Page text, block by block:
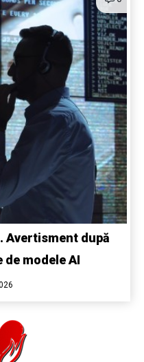
Avertisment după
modele AI